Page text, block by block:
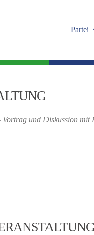
Partei
und Diskussion mit